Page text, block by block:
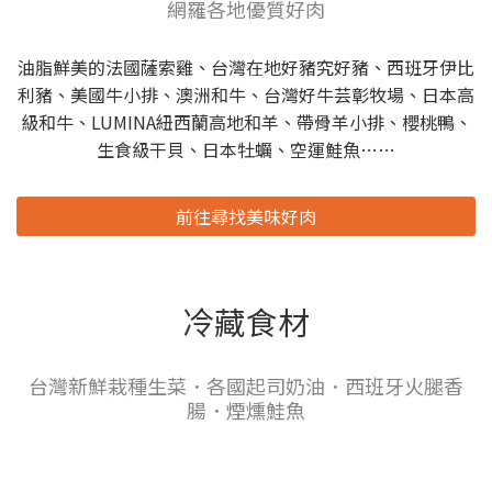
網羅各地優質好肉
油脂鮮美的法國薩索雞、台灣在地好豬究好豬、西班牙伊比
利豬、美國牛小排、澳洲和牛、台灣好牛芸彰牧場、日本高
級和牛、LUMINA紐西蘭高地和羊、帶骨羊小排、櫻桃鴨、
生食級干貝、日本牡蠣、空運鮭魚……
前往尋找美味好肉
冷藏食材
台灣新鮮栽種生菜．各國起司奶油．西班牙火腿香
腸．煙燻鮭魚